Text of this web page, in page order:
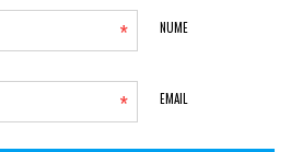
NUME
*
EMAIL
*